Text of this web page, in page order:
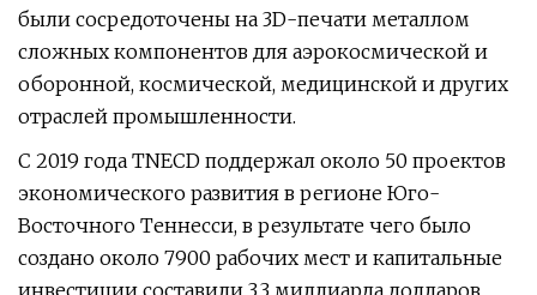
были сосредоточены на 3D-печати металлом
сложных компонентов для аэрокосмической и
оборонной, космической, медицинской и других
отраслей промышленности.
С 2019 года TNECD поддержал около 50 проектов
экономического развития в регионе Юго-
Восточного Теннесси, в результате чего было
создано около 7900 рабочих мест и капитальные
инвестиции составили 3,3 миллиарда долларов.